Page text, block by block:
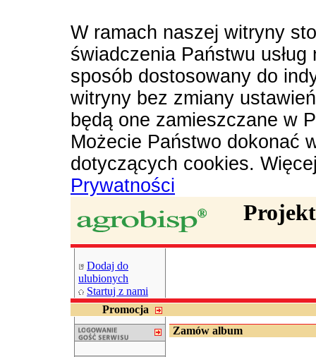
W ramach naszej witryny
świadczenia Państwu
sposób dostosowany do
witryny bez zmiany
będą one zamieszczane w
Możecie Państwo dokonać
dotyczących cookies.
Prywatności
Dodaj do
ulubionych
Startuj z nami
Promocja
Zamów album